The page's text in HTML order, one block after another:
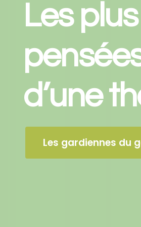
Les
d’une
Les gardiennes du